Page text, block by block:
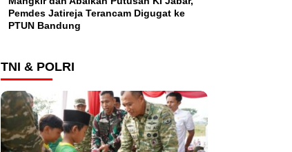
Pemdes Jatireja Terancam Digugat ke
PTUN Bandung
TNI & POLRI